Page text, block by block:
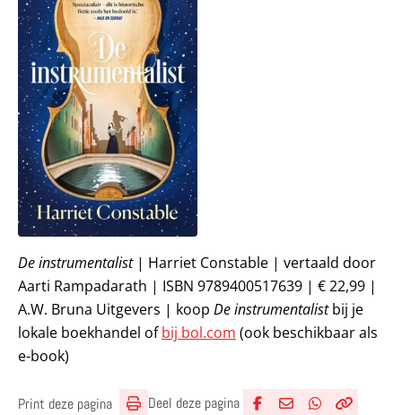
De instrumentalist| Harriet Constable | vertaald door
Aarti Rampadarath | ISBN 9789400517639 | € 22,99 |
A.W. Bruna Uitgevers | koop De instrumentalistbij je
lokale boekhandel ofbij bol.com (ook beschikbaar als
e-book)
Print deze pagina Deel deze pagina